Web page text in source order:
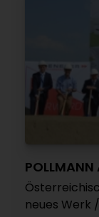
POLLMANN
neues Werk